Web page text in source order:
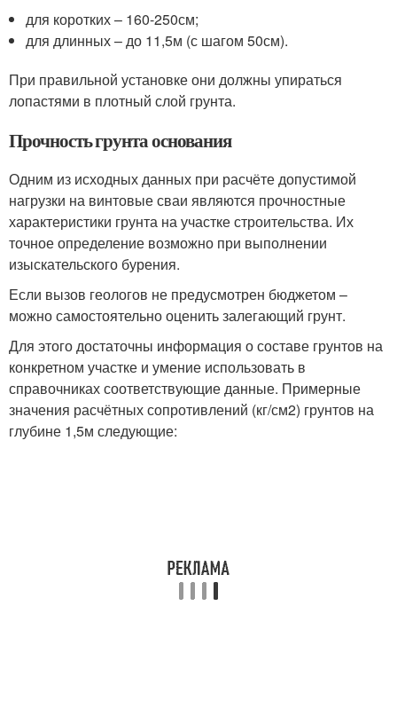
для коротких – 160-250см;
для длинных – до 11,5м (с шагом 50см).
При правильной установке они должны упираться
лопастями в плотный слой грунта.
Прочность грунта основания
Одним из исходных данных при расчёте допустимой
нагрузки на винтовые сваи являются прочностные
характеристики грунта на участке строительства. Их
точное определение возможно при выполнении
изыскательского бурения.
Если вызов геологов не предусмотрен бюджетом –
можно самостоятельно оценить залегающий грунт.
Для этого достаточны информация о составе грунтов на
конкретном участке и умение использовать в
справочниках соответствующие данные. Примерные
значения расчётных сопротивлений (кг/см2) грунтов на
глубине 1,5м следующие: